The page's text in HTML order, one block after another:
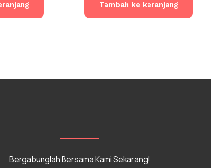
Tambah ke keranjang
Bergabunglah Bersama Kami Sekarang!